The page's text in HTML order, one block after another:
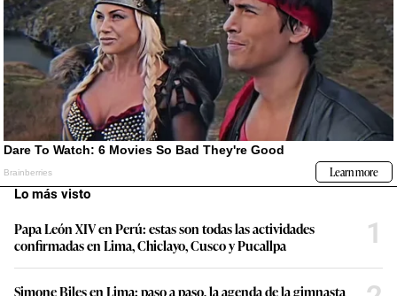
Lo más visto
Papa León XIV en Perú: estas son todas las actividades
confirmadas en Lima, Chiclayo, Cusco y Pucallpa
1
Simone Biles en Lima: paso a paso, la agenda de la gimnasta